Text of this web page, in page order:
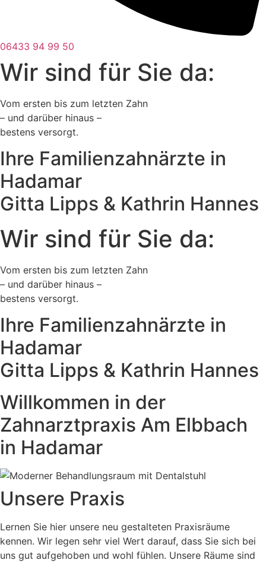
06433 94 99 50
Wir sind für Sie da:
Vom ersten bis zum letzten Zahn
– und darüber hinaus –
bestens versorgt.
Ihre Familienzahnärzte in
Hadamar
Gitta Lipps & Kathrin Hannes
Wir sind für Sie da:
Vom ersten bis zum letzten Zahn
– und darüber hinaus –
bestens versorgt.
Ihre Familienzahnärzte in
Hadamar
Gitta Lipps & Kathrin Hannes
Willkommen in der
Zahnarztpraxis Am Elbbach
in Hadamar
Unsere Praxis
Lernen Sie hier unsere neu gestalteten Praxisräume
kennen. Wir legen sehr viel Wert darauf, dass Sie sich bei
uns gut aufgehoben und wohl fühlen. Unsere Räume sind